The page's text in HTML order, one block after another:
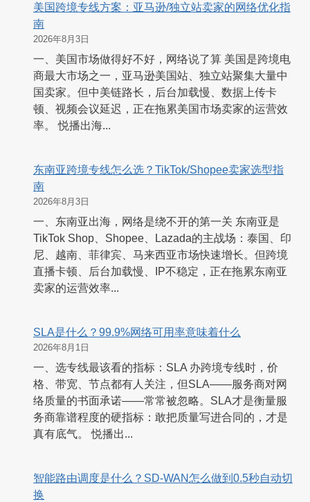
美国跨境专线方案：亚马逊/独立站卖家的网络优化指
南
2026年8月3日
一、美国市场做得好不好，网络说了算 美国是跨境电
商最大市场之一，亚马逊美国站、独立站聚集大量中
国卖家。但中美链路长，后台加载慢、数据上传卡
顿、视频会议延迟，正在拖累美国市场卖家的运营效
率。 悦播出海...
东南亚跨境专线怎么选？TikTok/Shopee卖家选型指
南
2026年8月3日
一、东南亚出海，网络是绕不开的第一关 东南亚是
TikTok Shop、Shopee、Lazada的主战场：泰国、印
尼、越南、菲律宾、马来西亚市场快速增长。但跨境
直播卡顿、后台加载慢、IP不稳定，正在拖累东南亚
卖家的运营效率...
SLA是什么？99.9%网络可用率意味着什么
2026年8月1日
一、选专线最该看的指标：SLA 办跨境专线时，价
格、带宽、节点都有人关注，但SLA——服务商对网
络质量的书面承诺——常常被忽略。SLA才是衡量服
务商靠谱程度的硬指标：敢把质量写进合同的，才是
真有底气。 悦播出...
智能路由调度是什么？SD-WAN怎么做到0.5秒自动切
换